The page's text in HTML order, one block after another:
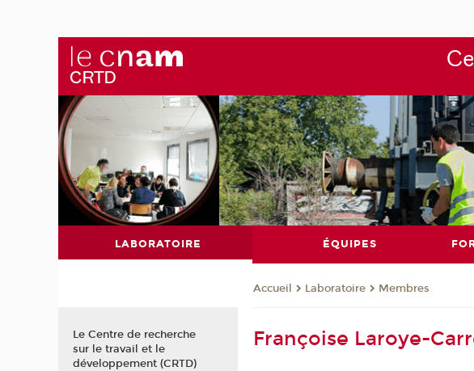
LABORATOIRE ÉQUIPES
Accueil Laboratoire Membres
Françoise Laroye-
Le Centre de recherche
sur le travail et le
développement (CRTD)